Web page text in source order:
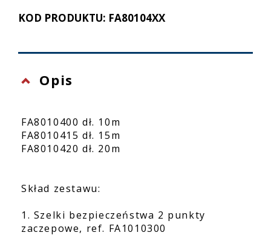
KOD PRODUKTU: FA80104XX
Opis
FA8010400 dł. 10m
FA8010415 dł. 15m
FA8010420 dł. 20m
Skład zestawu:
1. Szelki bezpieczeństwa 2 punkty
zaczepowe, ref. FA1010300